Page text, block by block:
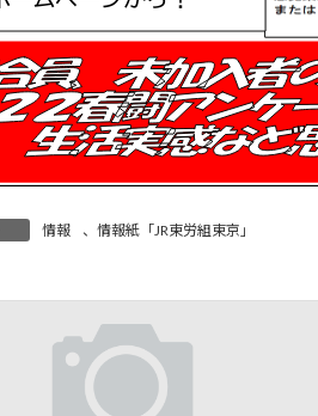
情報 、 情報紙「JR東労組東京」